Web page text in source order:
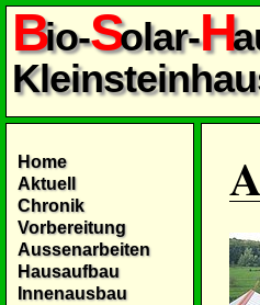
Bio-Solar-H
Home
Aktuell
Chronik
Vorbereitung
Aussenarbeiten
Hausaufbau
Innenausbau